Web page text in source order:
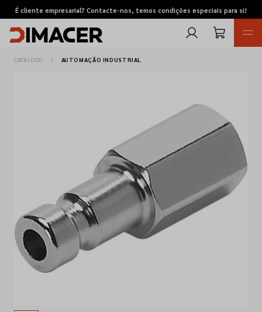
É cliente empresarial? Contacte-nos, temos condições especiais para si!
Pedidos de cotação
Marcas
Favoritos
CATÁLOGO AUTOMAÇÃO INDUSTRIAL